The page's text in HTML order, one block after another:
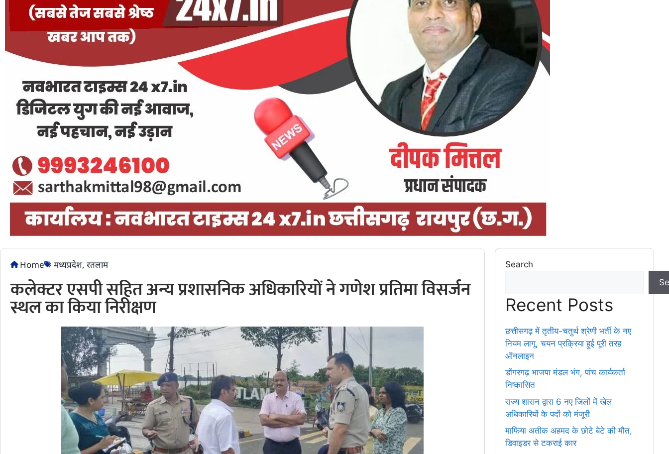
Home मध्यप्रदेश, रतलाम
कलेक्टर एसपी सहित अन्य प्रशासनिक अधिकारियों ने गणेश प्रतिमा विसर्जन
स्थल का किया निरीक्षण
Search
Recent Posts
छत्तीसगढ़ में तृतीय-चतुर्थ श्रेणी भर्ती के नए
नियम लागू, चयन प्रक्रिया हुई पूरी तरह
ऑनलाइन
डोंगरगढ़ भाजपा मंडल भंग, पांच कार्यकर्ता
निष्कासित
राज्य शासन द्वारा 6 नए जिलों में खेल
अधिकारियों के पदों को मंजूरी
माफिया अतीक अहमद के छोटे बेटे की मौत,
डिवाइडर से टकराई कार